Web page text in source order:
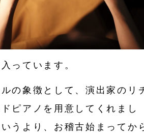
っています。
ルの象徴として、演出家のリ
ピアノを用意してくれまし
うより、お稽古始まってか